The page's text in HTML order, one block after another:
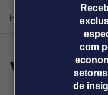
com
de
Home Produtos e soluções
Plataformas
Sobre nós
Prêmio Broadcast
Agências de
Vini